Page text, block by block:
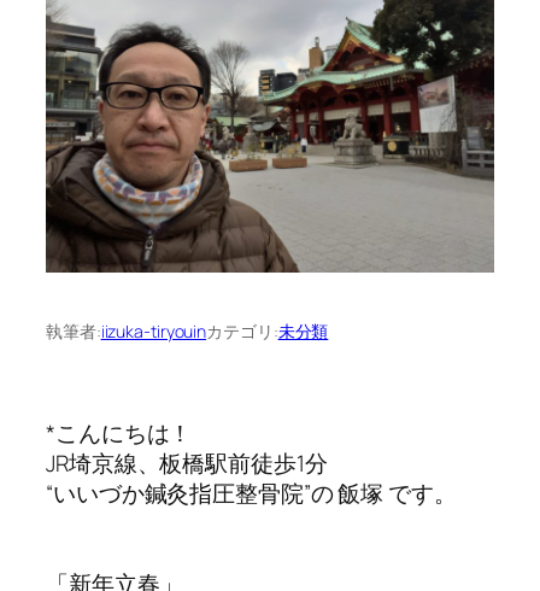
執筆者:iizuka-tiryouinカテゴリ:未分類
*こんにちは！
JR埼京線、板橋駅前徒歩1分
“いいづか鍼灸指圧整骨院”の 飯塚 です。
「新年立春」